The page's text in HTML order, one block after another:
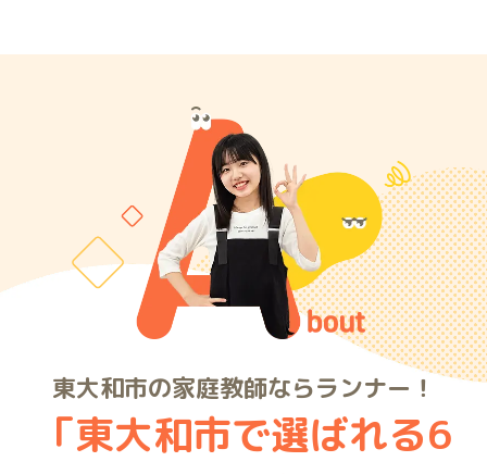
東大和市の家庭教師ならランナー！
「東大和市で選ばれる6